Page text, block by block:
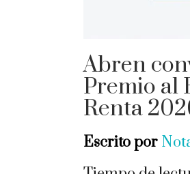
Abren
Premio al
Renta
Escrito por